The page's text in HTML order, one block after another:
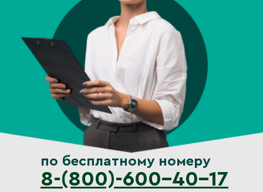
по бесплатному номеру
8-(800)-600-40-17